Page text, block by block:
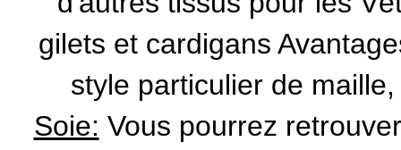
gilets et cardigans
style particulier de
Soie: Vous pourrez